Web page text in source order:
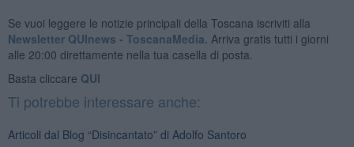
Se vuoi leggere le notizie principali della Toscana iscriviti alla
Newsletter QUInews - ToscanaMedia. Arriva gratis tutti i giorni
alle 20:00 direttamente nella tua casella di posta.
Basta cliccare QUI
Ti potrebbe interessare anche:
Articoli dal Blog “Disincantato” di Adolfo Santoro